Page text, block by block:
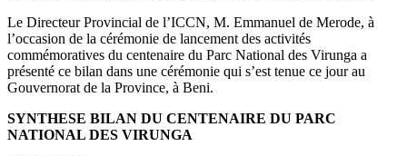
Le Directeur Provincial de l’ICCN, M. Emmanuel de Merode, à
l’occasion de la cérémonie de lancement des activités
commémoratives du centenaire du Parc National des Virunga a
présenté ce bilan dans une cérémonie qui s’est tenue ce jour au
Gouvernorat de la Province, à Beni.
SYNTHESE BILAN DU CENTENAIRE DU PARC
NATIONAL DES VIRUNGA